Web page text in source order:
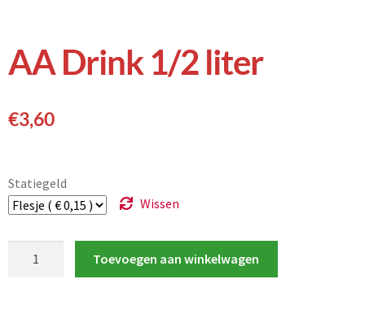
AA Drink 1/2 liter
€3,60
Statiegeld
Wissen
Toevoegen aan winkelwagen